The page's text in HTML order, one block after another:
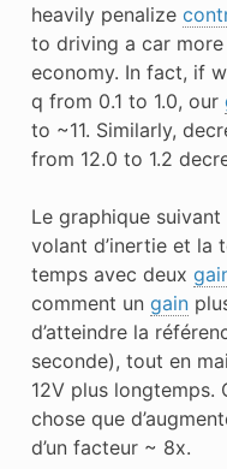
heavily penalize
to driving a car
economy. In fact, if
q from 0.1 to 1.0, our
to ~11. Similarly,
from 12.0 to 1.2
Le graphique
volant d’inertie et la
temps avec deux
comment un gain
d’atteindre la
seconde), tout en
12V plus longtemps.
chose que
d’un facteur ~ 8x.